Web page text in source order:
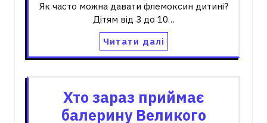
Як часто можна давати флемоксин дитині?
Дітям від 3 до 10…
Читати далі
Хто зараз приймає
балерину Великого